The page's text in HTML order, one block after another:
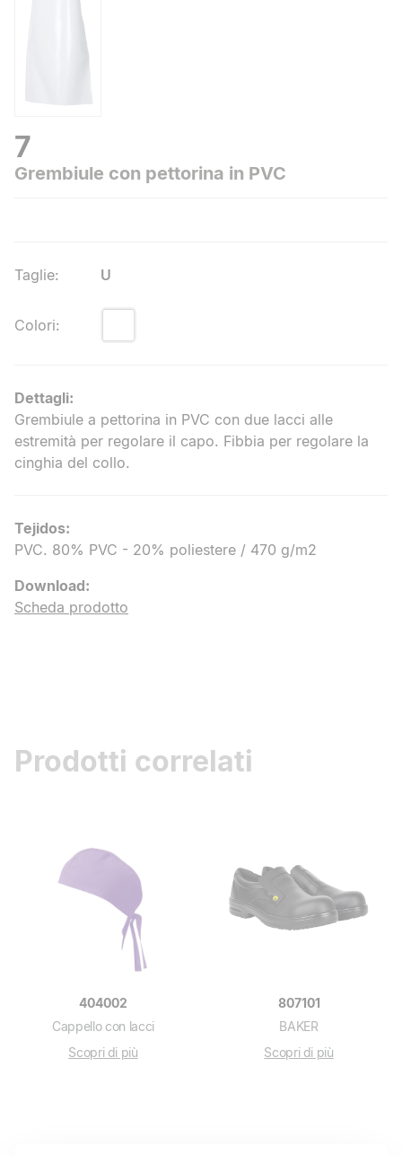
7
Grembiule con pettorina in PVC
Taglie: U
Colori:
Dettagli:
Grembiule a pettorina in PVC con due lacci alle
estremità per regolare il capo. Fibbia per regolare la
cinghia del collo.
Tejidos:
PVC. 80% PVC - 20% poliestere / 470 g/m2
Download:
Scheda prodotto
Prodotti correlati
404002
Cappello con lacci
Scopri di più
807101
BAKER
Scopri di più